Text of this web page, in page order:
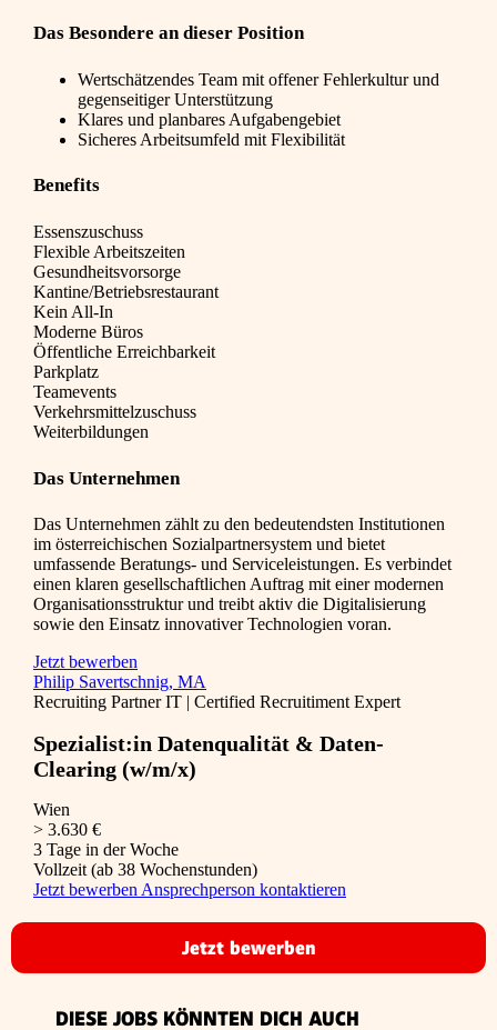
Das Besondere an dieser Position
Wertschätzendes Team mit offener Fehlerkultur und
gegenseitiger Unterstützung
Klares und planbares Aufgabengebiet
Sicheres Arbeitsumfeld mit Flexibilität
Benefits
Essenszuschuss
Flexible Arbeitszeiten
Gesundheitsvorsorge
Kantine/Betriebsrestaurant
Kein All-In
Moderne Büros
Öffentliche Erreichbarkeit
Parkplatz
Teamevents
Verkehrsmittelzuschuss
Weiterbildungen
Das Unternehmen
Das Unternehmen zählt zu den bedeutendsten Institutionen
im österreichischen Sozialpartnersystem und bietet
umfassende Beratungs- und Serviceleistungen. Es verbindet
einen klaren gesellschaftlichen Auftrag mit einer modernen
Organisationsstruktur und treibt aktiv die Digitalisierung
sowie den Einsatz innovativer Technologien voran.
Jetzt bewerben
Philip Savertschnig, MA
Recruiting Partner IT | Certified Recruitiment Expert
Spezialist:in Datenqualität & Daten-
Clearing (w/m/x)
Wien
> 3.630 €
3 Tage in der Woche
Vollzeit (ab 38 Wochenstunden)
Jetzt bewerbenAnsprechperson kontaktieren
Jetzt bewerben
DIESE JOBS KÖNNTEN DICH AUCH